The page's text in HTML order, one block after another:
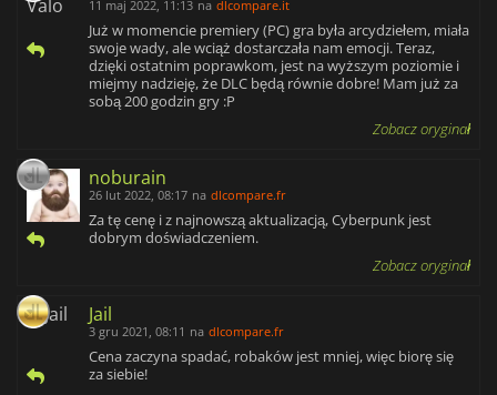
11 maj 2022, 11:13 na dlcompare.it
Już w momencie premiery (PC) gra była arcydziełem, miała
swoje wady, ale wciąż dostarczała nam emocji. Teraz,
dzięki ostatnim poprawkom, jest na wyższym poziomie i
miejmy nadzieję, że DLC będą równie dobre! Mam już za
sobą 200 godzin gry :P
Zobacz oryginał
noburain
26 lut 2022, 08:17 na dlcompare.fr
Za tę cenę i z najnowszą aktualizacją, Cyberpunk jest
dobrym doświadczeniem.
Zobacz oryginał
Jail
3 gru 2021, 08:11 na dlcompare.fr
Cena zaczyna spadać, robaków jest mniej, więc biorę się
za siebie!